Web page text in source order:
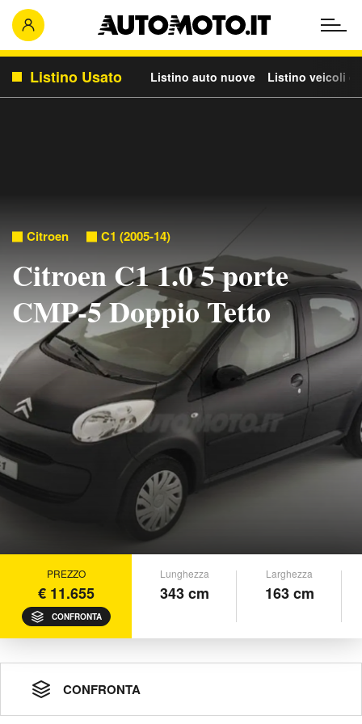
Listino Usato Listino auto nuove Listino veicoli
Citroen C1 (2005-14)
Citroen C1 1.0 5 porte
CMP-5 Doppio Tetto
PREZZO
€ 11.655
CONFRONTA
Lunghezza
343 cm
Larghezza
163 cm
CONFRONTA